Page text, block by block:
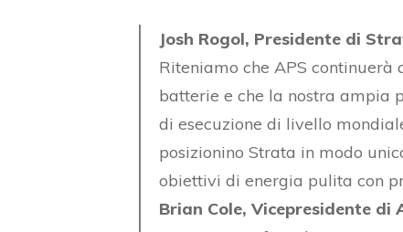
Josh Rogol, Presidente di
Riteniamo che APS continuerà
batterie e che la nostra ampia
di esecuzione di livello
posizionino Strata in modo
obiettivi di energia pulita con
Brian Cole, Vicepresidente di